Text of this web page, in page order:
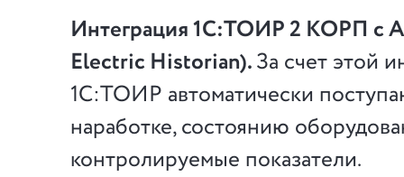
Интеграция 1С:ТОИР 2 КОРП с
Electric Historian).За счет этой
1С:ТОИР автоматически
наработке, состоянию
контролируемые показатели.